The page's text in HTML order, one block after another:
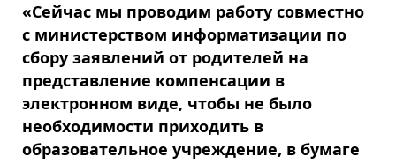
«Сейчас мы проводим работу совместно
с министерством информатизации по
сбору заявлений от родителей на
представление компенсации в
электронном виде, чтобы не было
необходимости приходить в
образовательное учреждение, в бумаге